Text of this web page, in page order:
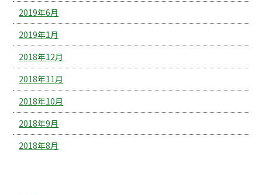
2019年6月
2019年1月
2018年12月
2018年11月
2018年10月
2018年9月
2018年8月